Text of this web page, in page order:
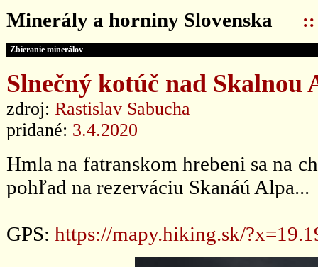
Minerály a horniny Slovenska ::
Zbieranie minerálov
Slnečný kotúč nad Skalnou
zdroj: Rastislav Sabucha
pridané: 3.4.2020
Hmla na fatranskom hrebeni sa na
pohľad na rezerváciu Skanáú Alpa...
GPS: https://mapy.hiking.sk/